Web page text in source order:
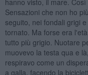
Sensazioni che non ho
seguito, nei fondali grigi
tornato. Ma forse era
tutto più grigio. Nuotare
muovevo la testa qua e
respiravo come un
a galla, facendo la